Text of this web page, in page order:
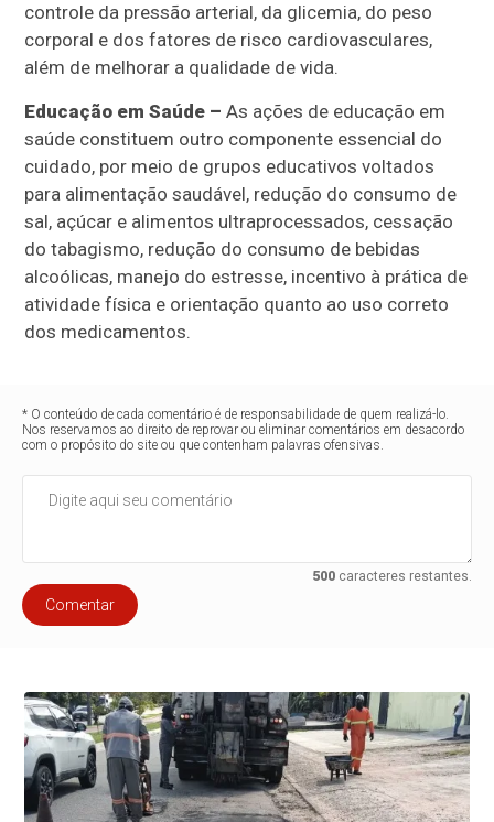
controle da pressão arterial, da glicemia, do peso
corporal e dos fatores de risco cardiovasculares,
além de melhorar a qualidade de vida.
Educação em Saúde –As ações de educação em
saúde constituem outro componente essencial do
cuidado, por meio de grupos educativos voltados
para alimentação saudável, redução do consumo de
sal, açúcar e alimentos ultraprocessados, cessação
do tabagismo, redução do consumo de bebidas
alcoólicas, manejo do estresse, incentivo à prática de
atividade física e orientação quanto ao uso correto
dos medicamentos.
* O conteúdo de cada comentário é de responsabilidade de quem realizá-lo.
Nos reservamos ao direito de reprovar ou eliminar comentários em desacordo
com o propósito do site ou que contenham palavras ofensivas.
500caracteres restantes.
Comentar